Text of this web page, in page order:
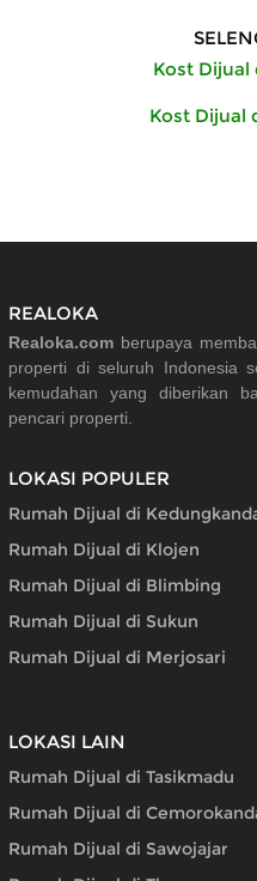
Kost
Kost Dijual
REALOKA
Realoka.com berupaya
properti di seluruh Indonesia
kemudahan yang diberikan
pencari properti.
LOKASI POPULER
Rumah Dijual di
Rumah Dijual di Klojen
Rumah Dijual di Blimbing
Rumah Dijual di Sukun
Rumah Dijual di Merjosari
LOKASI LAIN
Rumah Dijual di Tasikmadu
Rumah Dijual di
Rumah Dijual di Sawojajar